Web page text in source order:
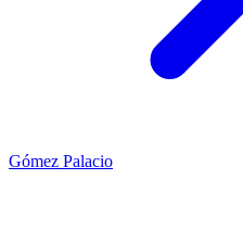
Gómez Palacio